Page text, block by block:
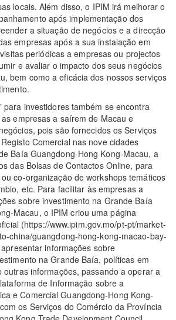
locais. Além disso, o IPIM irá melhorar o
após implementação dos
a situação de negócios e a direcção
empresas após a sua instalação em
periódicas a empresas ou projectos
e avaliar o impacto dos seus negócios
bem como a eficácia dos nossos serviços
para investidores também se encontra
empresas a saírem de Macau e
pois são fornecidos os Serviços
Comercial nas nove cidades
Baía Guangdong-Hong Kong-Macau, a
das Bolsas de Contactos Online, para
co-organização de workshops temáticos
etc. Para facilitar às empresas a
sobre investimento na Grande Baía
Macau, o IPIM criou uma página
(https://www.ipim.gov.mo/pt-pt/market-
china/guangdong-hong-kong-macao-bay-
informações sobre
na Grande Baía, políticas em
outras informações, passando a operar a
de Informação sobre a
e Comercial Guangdong-Hong Kong-
os Serviços do Comércio da Província